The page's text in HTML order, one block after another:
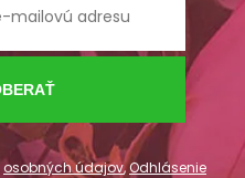
osobných údajov,Odhlásenie